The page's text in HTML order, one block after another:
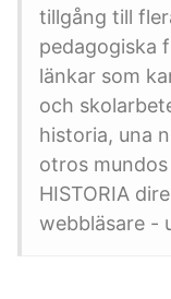
tillgång till
pedagogiska
länkar som
och
historia, una
otros mundos
HISTORIA
webbläsare -